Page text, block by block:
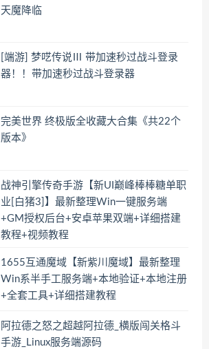
天魔降临
[端游] 梦呓传说Ⅲ 带加速秒过战斗登录
器！！带加速秒过战斗登录器
完美世界 终极版全收藏大合集《共22个
版本》
战神引擎传奇手游【新UI巅峰棒棒糖单职
业[白猪3]】最新整理Win一键服务端
+GM授权后台+安卓苹果双端+详细搭建
教程+视频教程
1655互通魔域【新紫川魔域】最新整理
Win系半手工服务端+本地验证+本地注册
+全套工具+详细搭建教程
阿拉德之怒之超越阿拉德_横版闯关格斗
手游_Linux服务端源码